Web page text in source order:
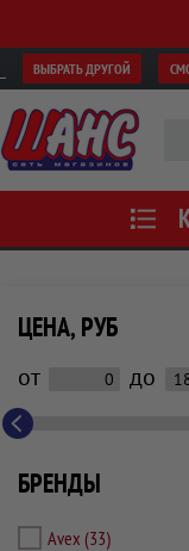
ВЫБРАТЬ ДРУГОЙ
ЦЕНА, РУБ
от до
БРЕНДЫ
Avex (33)